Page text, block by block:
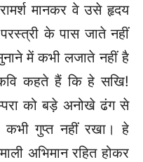
मानकर वे उसे हृदय
के पास जाते नहीं
में कभी लजाते नहीं है
कहते हैं कि हे सखि!
को बड़े अनोखे ढंग से
गुप्त नहीं रखा। हे
अभिमान रहित होकर